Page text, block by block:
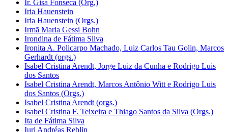
Ir. Gisa Fonseca (Org.)
Iria Hauenstein
Iria Hauenstein (Orgs.)
Irmã Maria Gessi Bohn
Irondina de Fátima Silva
Ironita A. Policarpo Machado, Luiz Carlos Tau Golin, Marcos
Gerhardt (orgs.)
Isabel Cristina Arendt, Jorge Luiz da Cunha e Rodrigo Luis
dos Santos
Isabel Cristina Arendt, Marcos Antônio Witt e Rodrigo Luis
dos Santos (Orgs.)
Isabel Cristina Arendt (orgs.)
Isabel Cristina F. Teixeira e Thiago Santos da Silva (Orgs.)
Ita de Fátima Silva
Iuri Andréas Reblin